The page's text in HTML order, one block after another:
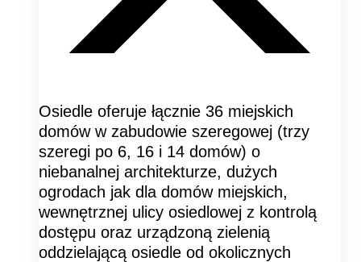
Osiedle oferuje łącznie 36 miejskich
domów w zabudowie szeregowej (trzy
szeregi po 6, 16 i 14 domów) o
niebanalnej architekturze, dużych
ogrodach jak dla domów miejskich,
wewnętrznej ulicy osiedlowej z kontrolą
dostępu oraz urządzoną zielenią
oddzielającą osiedle od okolicznych